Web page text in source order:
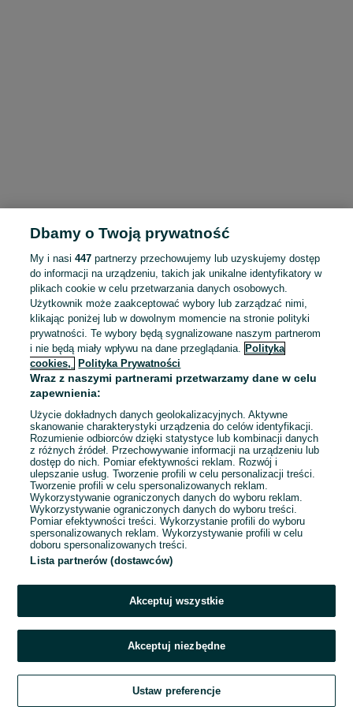
To ogłoszenie nie jest już dostępne
Przejdź na stronę główną
Dbamy o Twoją prywatność
My i nasi447 partnerzy przechowujemy lub uzyskujemy dostęp
do informacji na urządzeniu, takich jak unikalne identyfikatory w
plikach cookie w celu przetwarzania danych osobowych.
Użytkownik może zaakceptować wybory lub zarządzać nimi,
klikając poniżej lub w dowolnym momencie na stronie polityki
prywatności. Te wybory będą sygnalizowane naszym partnerom
i nie będą miały wpływu na dane przeglądania. Polityka
cookies,
Polityka Prywatności
Wraz z naszymi partnerami przetwarzamy dane w celu
zapewnienia:
Użycie dokładnych danych geolokalizacyjnych. Aktywne
skanowanie charakterystyki urządzenia do celów identyfikacji.
Rozumienie odbiorców dzięki statystyce lub kombinacji danych
z różnych źródeł. Przechowywanie informacji na urządzeniu lub
dostęp do nich. Pomiar efektywności reklam. Rozwój i
ulepszanie usług. Tworzenie profili w celu personalizacji treści.
Tworzenie profili w celu spersonalizowanych reklam.
Wykorzystywanie ograniczonych danych do wyboru reklam.
Wykorzystywanie ograniczonych danych do wyboru treści.
Pomiar efektywności treści. Wykorzystanie profili do wyboru
spersonalizowanych reklam. Wykorzystywanie profili w celu
doboru spersonalizowanych treści.
Lista partnerów (dostawców)
Akceptuj wszystkie
Akceptuj niezbędne
Ustaw preferencje